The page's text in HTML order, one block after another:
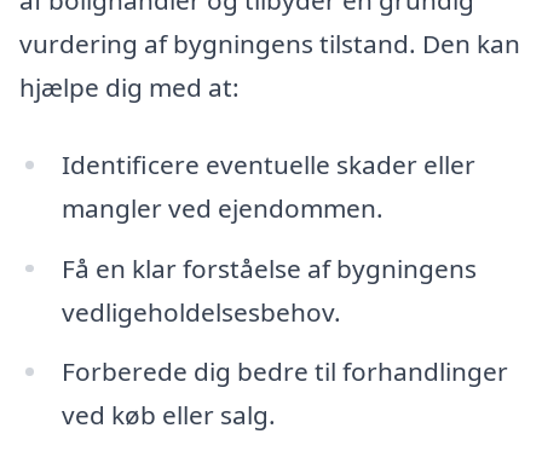
vurdering af bygningens tilstand. Den kan
hjælpe dig med at:
Identificere eventuelle skader eller
mangler ved ejendommen.
Få en klar forståelse af bygningens
vedligeholdelsesbehov.
Forberede dig bedre til forhandlinger
ved køb eller salg.